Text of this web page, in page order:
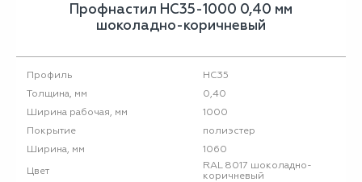
Профнастил НС35-1000 0,40 мм
шоколадно-коричневый
Профиль
НС35
Толщина, мм
0,40
Ширина рабочая, мм
1000
Покрытие
полиэстер
Ширина, мм
1060
Цвет
RAL 8017 шоколадно-
коричневый